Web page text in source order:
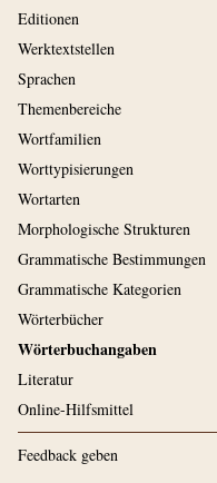
Editionen
Werktextstellen
Sprachen
Themenbereiche
Wortfamilien
Worttypisierungen
Wortarten
Morphologische Strukturen
Grammatische Bestimmungen
Grammatische Kategorien
Wörterbücher
Wörterbuchangaben
Literatur
Online-Hilfsmittel
Feedback geben